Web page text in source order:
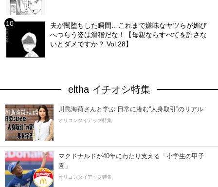
夫が闇堕ちした瞬間…これまで嫌味なヤツらが媚び
へつらう姿は滑稽だな！【母親ならすべてを許さな
いとダメですか？ Vol.28】
eltha イチオシ特集
川島海荷さんと学ぶ 日常に潜む“人身取引”のリアル
オリコンタイアップ特集
マクドナルドが40年にわたり支える「小学生の甲子
園」
オリコンタイアップ特集